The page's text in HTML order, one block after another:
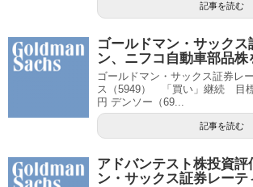
記事を読む
ゴールドマン・サック
ン、ニフコ自動車部品株
ゴールドマン・サックス証券レ
ス（5949） 「買い」継続 目
円 デンソー（69...
記事を読む
アドバンテスト株投資評
ン・サックス証券レーテ